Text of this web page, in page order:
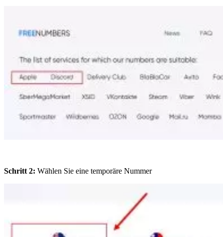
Schritt 2: Wählen Sie eine temporäre Nummer